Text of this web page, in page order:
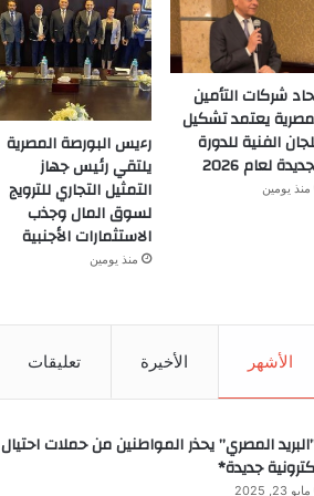
شركات التأمين
يعتمد تشكيل
الفنية للدورة
لعام 2026
منذ يومين
رءيس البورصة المصرية
يلتقي رئيس جهاز
التمثيل التجاري للترويج
لسوق المال وجذب
الاستثمارات الأجنبية
منذ يومين
الأشهر الأخيرة تعليقات
المصري” يحذر المواطنين من حملات احتيال
جديدة*
مايو 23, 2025